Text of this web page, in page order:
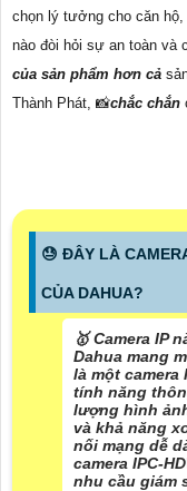
chọn lý tưởng cho căn
nào đòi hỏi sự an toàn và
của sản phẩm hơn cả
Thành Phát, 📸chắc chắn
😓 ĐÂY LÀ
CỦA DAHUA?
🥇 Camera IP
Dahua mang
là một camera
tính năng
lượng hình
và khả năng
nối mạng dễ
camera IPC-
nhu cầu giám